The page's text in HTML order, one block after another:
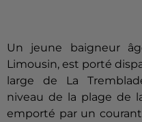
Un jeune baigneur
Limousin, est porté
large de La
niveau de la plage de
emporté par un